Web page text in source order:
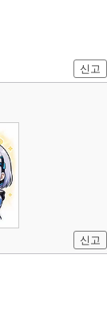
신고
신고